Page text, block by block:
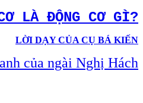
LÀ ĐỘNG CƠ GÌ?
LỜI DẠY CỦA CỤ BÁ KIẾN
của ngài Nghị Hách